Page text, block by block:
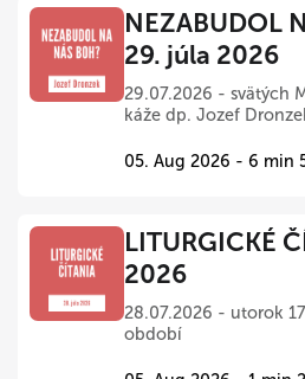
NEZABUDOL
29. júla 2026
29.07.2026 - svätých
káže dp. Jozef
05. Aug 2026 - 6 min
LITURGICKÉ
2026
28.07.2026 - utorok
období